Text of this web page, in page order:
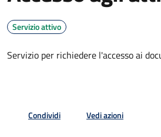
Servizio attivo
Servizio per richiedere l'accesso ai
Condividi Vedi azioni